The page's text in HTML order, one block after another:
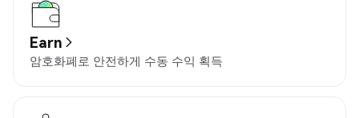
Earn
암호화폐로 안전하게 수동 수익 획득